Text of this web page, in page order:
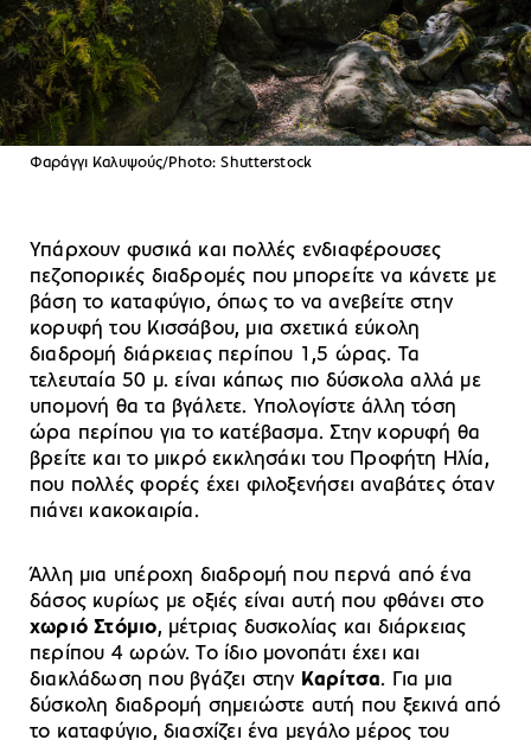
Φαράγγι Καλυψούς/Photo: Shutterstock
Υπάρχουν φυσικά και πολλές ενδιαφέρουσες
πεζοπορικές διαδρομές που μπορείτε να κάνετε με
βάση το καταφύγιο, όπως το να ανεβείτε στην
κορυφή του Κισσάβου, μια σχετικά εύκολη
διαδρομή διάρκειας περίπου 1,5 ώρας. Τα
τελευταία 50 μ. είναι κάπως πιο δύσκολα αλλά με
υπομονή θα τα βγάλετε. Υπολογίστε άλλη τόση
ώρα περίπου για το κατέβασμα. Στην κορυφή θα
βρείτε και το μικρό εκκλησάκι του Προφήτη Ηλία,
που πολλές φορές έχει φιλοξενήσει αναβάτες όταν
πιάνει κακοκαιρία.
Άλλη μια υπέροχη διαδρομή που περνά από ένα
δάσος κυρίως με οξιές είναι αυτή που φθάνει στο
χωριό Στόμιο, μέτριας δυσκολίας και διάρκειας
περίπου 4 ωρών. Το ίδιο μονοπάτι έχει και
διακλάδωση που βγάζει στην Καρίτσα. Για μια
δύσκολη διαδρομή σημειώστε αυτή που ξεκινά από
το καταφύγιο, διασχίζει ένα μεγάλο μέρος του